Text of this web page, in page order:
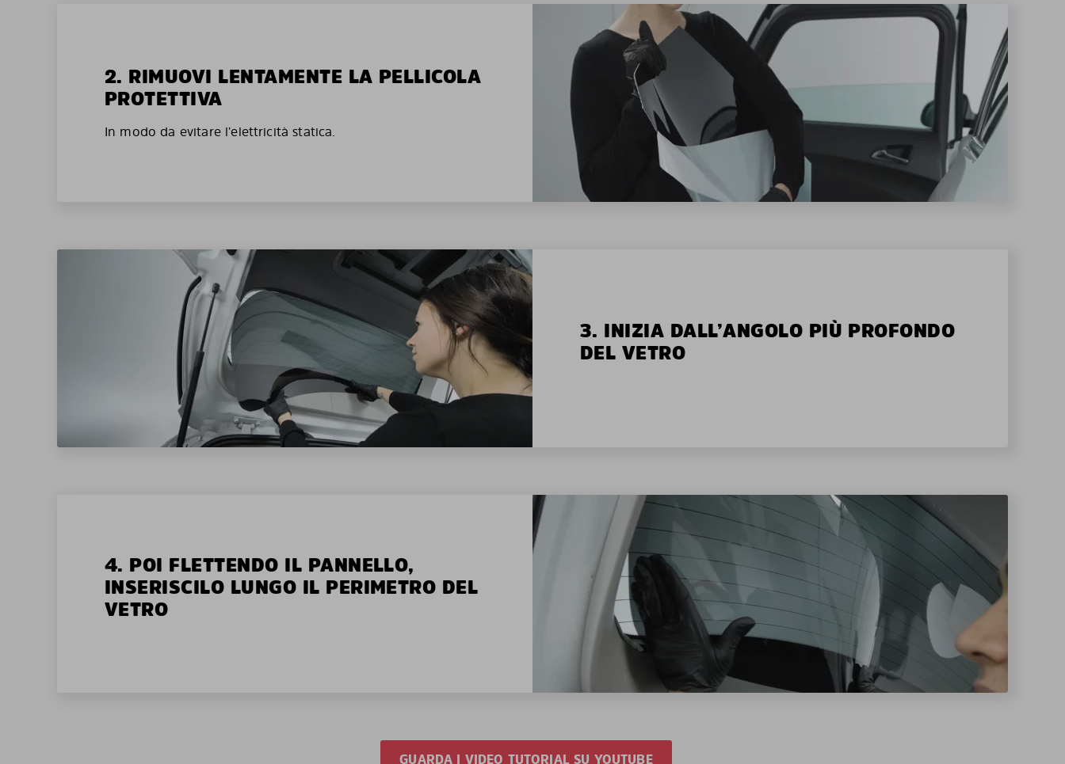
2. RIMUOVI LENTAMENTE LA PELLICOLA
PROTETTIVA
In modo da evitare l’elettricità statica.
3. INIZIA DALL’ANGOLO PIÙ PROFONDO
DEL VETRO
4. POI FLETTENDO IL PANNELLO,
INSERISCILO LUNGO IL PERIMETRO DEL
VETRO
GUARDA I VIDEO TUTORIAL SU YOUTUBE